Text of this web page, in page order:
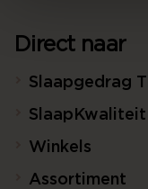
Direct naar
Slaapgedrag
Winkels
Assortiment